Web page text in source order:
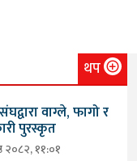
थप
वाग्ले, फागो र
पुरस्कृत
२०८२, ११:०१